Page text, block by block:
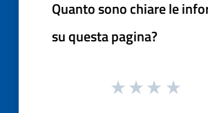
Quanto sono chiare le
su questa pagina?